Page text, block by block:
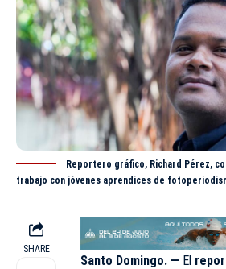
Reportero gráfico, Richard Pérez,
trabajo con jóvenes aprendices de
SHARE
Santo Domingo. — El